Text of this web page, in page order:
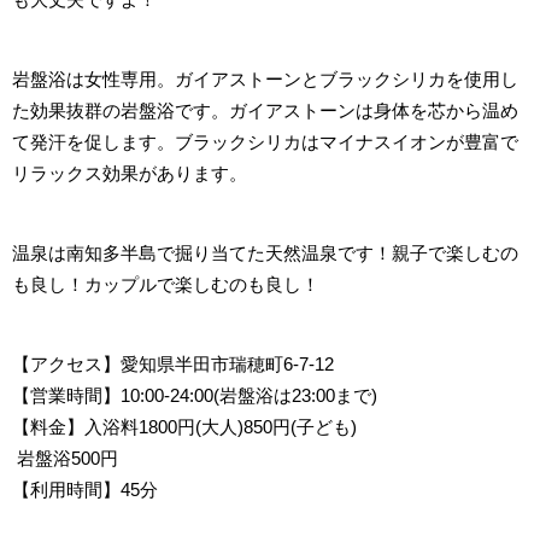
岩盤浴は女性専用。ガイアストーンとブラックシリカを使用し
た効果抜群の岩盤浴です。ガイアストーンは身体を芯から温め
て発汗を促します。ブラックシリカはマイナスイオンが豊富で
リラックス効果があります。
温泉は南知多半島で掘り当てた天然温泉です！親子で楽しむの
も良し！カップルで楽しむのも良し！
【アクセス 】愛知県半田市瑞穂町6-7-12
【営業時間 】10:00-24:00(岩盤浴は23:00まで)
【料金】入浴料1800円(大人)850円(子ども)
岩盤浴500円
【利用時間】45分